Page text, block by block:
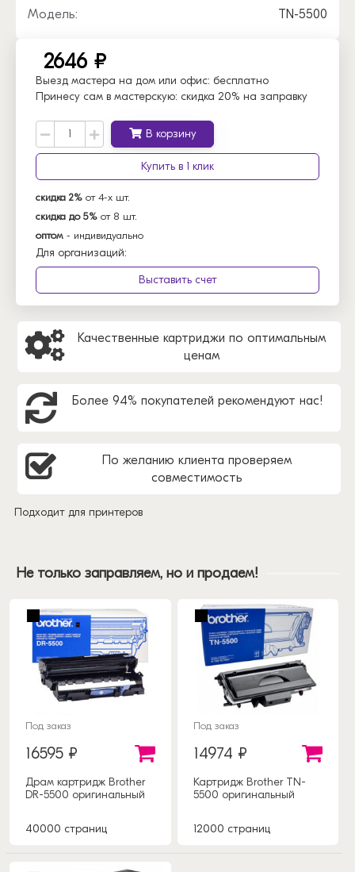
Модель:
TN-5500
2646 ₽
Выезд мастера на дом или офис: бесплатно
Принесу сам в мастерскую: скидка 20% на заправку
В корзину
Купить в 1 клик
скидка 2% от 4-х шт.
скидка до 5% от 8 шт.
оптом - индивидуально
Для организаций:
Выставить счет
Качественные картриджи по оптимальным
ценам
Более 94% покупателей рекомендуют нас!
По желанию клиента проверяем
совместимость
Подходит для принтеров
Не только заправляем, но и продаем!
Под заказ
16595 ₽
Драм картридж Brother
DR-5500 оригинальный
40000 страниц
Под заказ
14974 ₽
Картридж Brother TN-
5500 оригинальный
12000 страниц